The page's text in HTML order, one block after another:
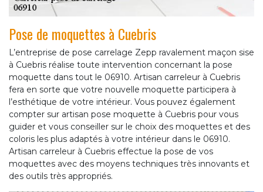
Pose de moquettes à Cuebris
L’entreprise de pose carrelage Zepp ravalement maçon sise
à Cuebris réalise toute intervention concernant la pose
moquette dans tout le 06910. Artisan carreleur à Cuebris
fera en sorte que votre nouvelle moquette participera à
l’esthétique de votre intérieur. Vous pouvez également
compter sur artisan pose moquette à Cuebris pour vous
guider et vous conseiller sur le choix des moquettes et des
coloris les plus adaptés à votre intérieur dans le 06910.
Artisan carreleur à Cuebris effectue la pose de vos
moquettes avec des moyens techniques très innovants et
des outils très appropriés.